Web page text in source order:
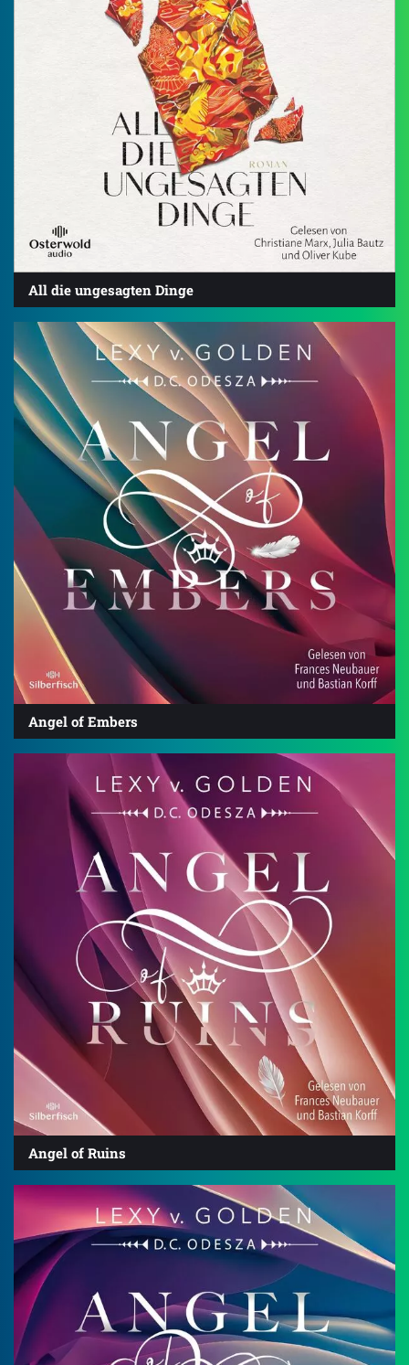
All die ungesagten Dinge
Angel of Embers
Angel of Ruins